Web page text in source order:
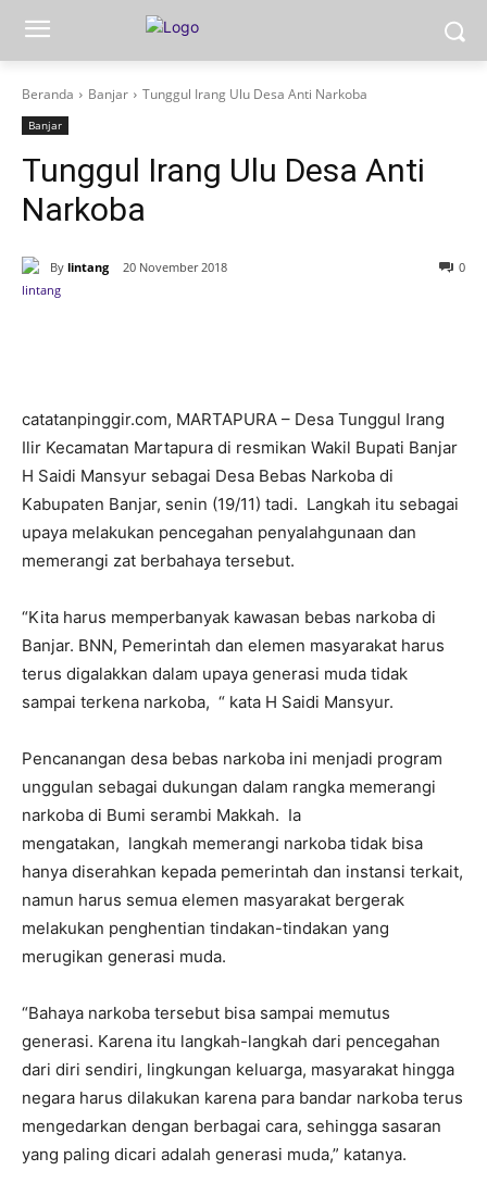
Beranda Banjar Tunggul Irang Ulu Desa Anti Narkoba
Banjar
Tunggul Irang Ulu Desa Anti
Narkoba
By lintang 20 November 2018 0
catatanpinggir.com, MARTAPURA – Desa Tunggul Irang
Ilir Kecamatan Martapura di resmikan Wakil Bupati Banjar
H Saidi Mansyur sebagai Desa Bebas Narkoba di
Kabupaten Banjar, senin (19/11) tadi. Langkah itu sebagai
upaya melakukan pencegahan penyalahgunaan dan
memerangi zat berbahaya tersebut.
“Kita harus memperbanyak kawasan bebas narkoba di
Banjar. BNN, Pemerintah dan elemen masyarakat harus
terus digalakkan dalam upaya generasi muda tidak
sampai terkena narkoba, “ kata H Saidi Mansyur.
Pencanangan desa bebas narkoba ini menjadi program
unggulan sebagai dukungan dalam rangka memerangi
narkoba di Bumi serambi Makkah. Ia
mengatakan, langkah memerangi narkoba tidak bisa
hanya diserahkan kepada pemerintah dan instansi terkait,
namun harus semua elemen masyarakat bergerak
melakukan penghentian tindakan-tindakan yang
merugikan generasi muda.
“Bahaya narkoba tersebut bisa sampai memutus
generasi. Karena itu langkah-langkah dari pencegahan
dari diri sendiri, lingkungan keluarga, masyarakat hingga
negara harus dilakukan karena para bandar narkoba terus
mengedarkan dengan berbagai cara, sehingga sasaran
yang paling dicari adalah generasi muda,” katanya.